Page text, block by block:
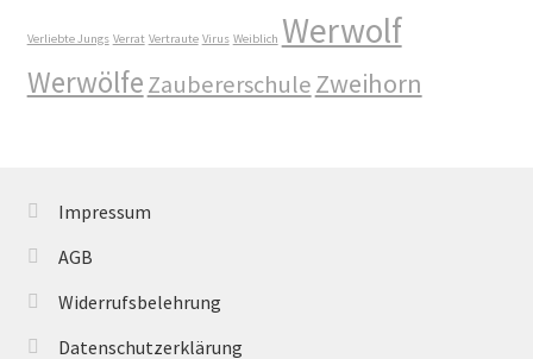
Gilbert Faunus – Im Schatten des Zweihorns
Im Schatten des Wolfsmondes – Der letzte Alpha
In 50 Tagen zur Mrs. Grey
Jamies Quest – Oben ist Unten
Verliebte Jungs Verrat Vertraute Virus Weiblich Werwolf
WerwölfeZaubererschuleZweihorn
Impressum
AGB
Widerrufsbelehrung
Datenschutzerklärung